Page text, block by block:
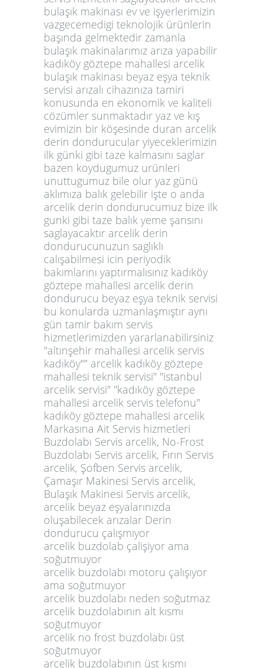
bulaşık makinası ev ve işyerlerimizin
vazgecemedigi teknolojik ürünlerin
başında gelmektedir zamanla
bulaşık makinalarımız arıza yapabilir
kadıköy göztepe mahallesi arcelik
bulaşık makinası beyaz eşya teknik
servisi arızalı cihazınıza tamiri
konusunda en ekonomik ve kaliteli
cözümler sunmaktadır yaz ve kış
evimizin bir köşesinde duran arcelik
derin dondurucular yiyeceklerimizin
ilk günki gibi taze kalmasını saglar
bazen koydugumuz urünleri
unuttugumuz bile olur yaz günü
aklımıza balık gelebilir işte o anda
arcelik derin dondurucumuz bize ilk
gunki gibi taze balık yeme şansını
saglayacaktır arcelik derin
dondurucunuzun saglıklı
calışabilmesi icin periyodik
bakımlarını yaptırmalısınız kadıköy
göztepe mahallesi arcelik derin
dondurucu beyaz eşya teknik servisi
bu konularda uzmanlaşmıştır aynı
gün tamir bakım servis
hizmetlerimizden yararlanabilirsiniz
"altınşehir mahallesi arcelik servis
kadıköy"" arcelik kadıköy göztepe
mahallesi teknik servisi" "istanbul
arcelik servisi" "kadıköy göztepe
mahallesi arcelik servis telefonu"
kadıköy göztepe mahallesi arcelik
Markasına Ait Servis hizmetleri
Buzdolabı Servis arcelik, No-Frost
Buzdolabı Servis arcelik, Fırın Servis
arcelik, Şofben Servis arcelik,
Çamaşır Makinesi Servis arcelik,
Bulaşık Makinesi Servis arcelik,
arcelik beyaz eşyalarınızda
oluşabilecek arızalar Derin
dondurucu çalışmıyor
arcelik buzdolab çalişiyor ama
soğutmuyor
arcelik buzdolabı motoru çalışıyor
ama soğutmuyor
arcelik buzdolabı neden soğutmaz
arcelik buzdolabının alt kısmı
soğutmuyor
arcelik no frost buzdolabı üst
soğutmuyor
arcelik buzdolabının üst kısmı